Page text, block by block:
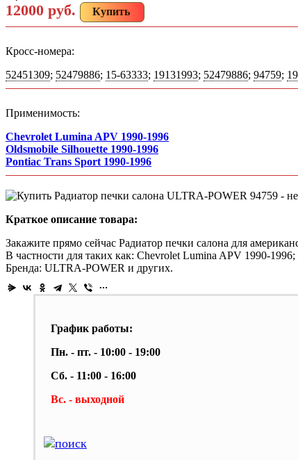
12000 руб.
Купить
Кросс-номера:
52451309; 52479886; 15-63333; 19131993; 52479886; 94759;
Применимость:
Chevrolet Lumina APV 1990-1996
Oldsmobile Silhouette 1990-1996
Pontiac Trans Sport 1990-1996
Краткое описание товара:
Закажите прямо сейчас Радиатор печки салона для
В частности для таких как: Chevrolet Lumina APV 1990-
Бренда: ULTRA-POWER и других.
График работы:
Пн. - пт. - 10:00 - 19:00
Сб. - 11:00 - 16:00
Вс. - выходной